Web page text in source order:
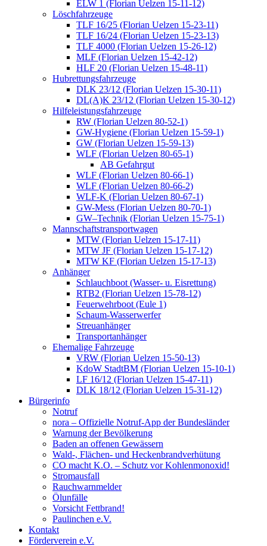
ELW 1 (Florian Uelzen 15-11-12)
Löschfahrzeuge
TLF 16/25 (Florian Uelzen 15-23-11)
TLF 16/24 (Florian Uelzen 15-23-13)
TLF 4000 (Florian Uelzen 15-26-12)
MLF (Florian Uelzen 15-42-12)
HLF 20 (Florian Uelzen 15-48-11)
Hubrettungsfahrzeuge
DLK 23/12 (Florian Uelzen 15-30-11)
DL(A)K 23/12 (Florian Uelzen 15-30-12)
Hilfeleistungsfahrzeuge
RW (Florian Uelzen 80-52-1)
GW-Hygiene (Florian Uelzen 15-59-1)
GW (Florian Uelzen 15-59-13)
WLF (Florian Uelzen 80-65-1)
AB Gefahrgut
WLF (Florian Uelzen 80-66-1)
WLF (Florian Uelzen 80-66-2)
WLF-K (Florian Uelzen 80-67-1)
GW-Mess (Florian Uelzen 80-70-1)
GW–Technik (Florian Uelzen 15-75-1)
Mannschaftstransportwagen
MTW (Florian Uelzen 15-17-11)
MTW JF (Florian Uelzen 15-17-12)
MTW KF (Florian Uelzen 15-17-13)
Anhänger
Schlauchboot (Wasser- u. Eisrettung)
RTB2 (Florian Uelzen 15-78-12)
Feuerwehrboot (Eule 1)
Schaum-Wasserwerfer
Streuanhänger
Transportanhänger
Ehemalige Fahrzeuge
VRW (Florian Uelzen 15-50-13)
KdoW StadtBM (Florian Uelzen 15-10-1)
LF 16/12 (Florian Uelzen 15-47-11)
DLK 18/12 (Florian Uelzen 15-31-12)
Bürgerinfo
Notruf
nora – Offizielle Notruf-App der Bundesländer
Warnung der Bevölkerung
Baden an offenen Gewässern
Wald-, Flächen- und Heckenbrandverhütung
CO macht K.O. – Schutz vor Kohlenmonoxid!
Stromausfall
Rauchwarnmelder
Ölunfälle
Vorsicht Fettbrand!
Paulinchen e.V.
Kontakt
Förderverein e.V.